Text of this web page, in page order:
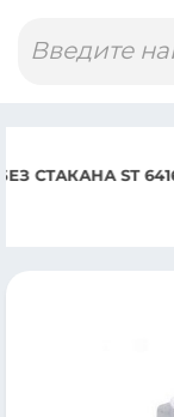
товаров